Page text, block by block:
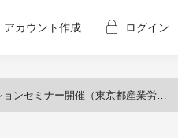
アカウント作成 ログイン
セミナー開催（東京都産業労働局）